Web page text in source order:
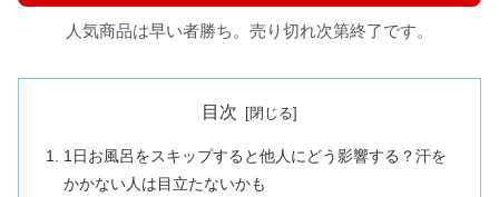
人気商品は早い者勝ち。売り切れ次第終了です。
目次
1日お風呂をスキップすると他人にどう影響する？汗を
かかない人は目立たないかも